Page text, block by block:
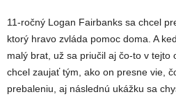
11-ročný Logan Fairbanks sa chcel
ktorý hravo zvláda pomoc doma. A
malý brat, už sa priučil aj čo-to v tejto
chcel zaujať tým, ako on presne vie,
prebaleniu, aj následnú ukážku sa